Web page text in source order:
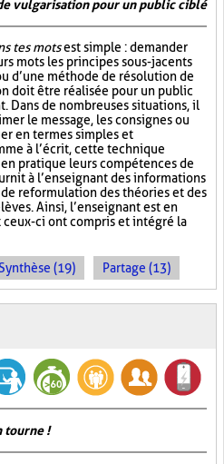
vulgarisation pour un public ciblé
tes motsest simple : demander
mots les principes sous-jacents
d’une méthode de résolution de
doit être réalisée pour un public
Dans de nombreuses situations, il
le message, les consignes ou
en termes simples et
à l’écrit, cette technique
pratique leurs compétences de
à l’enseignant des informations
reformulation des théories et des
Ainsi, l’enseignant est en
ceux-ci ont compris et intégré la
Synthèse (19) Partage (13)
tourne !